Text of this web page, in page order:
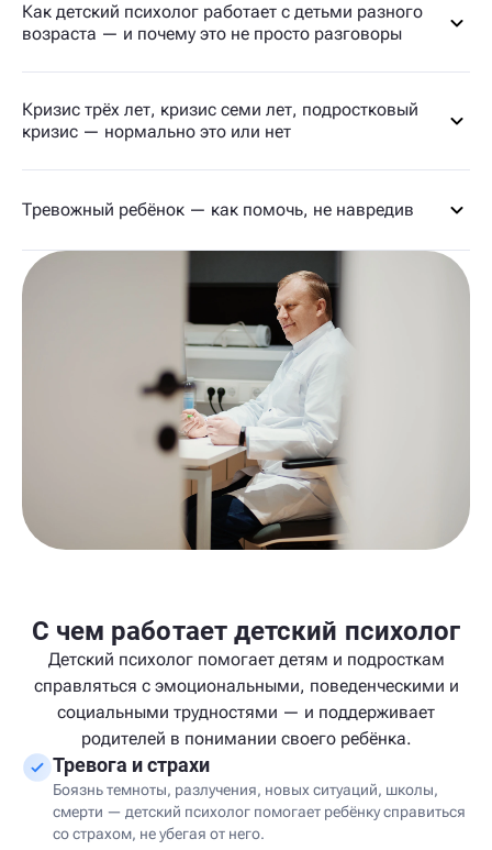
Как детский психолог работает с детьми разного
возраста — и почему это не просто разговоры
Кризис трёх лет, кризис семи лет, подростковый
кризис — нормально это или нет
Тревожный ребёнок — как помочь, не навредив
С чем работает детский психолог
Детский психолог помогает детям и подросткам
справляться с эмоциональными, поведенческими и
социальными трудностями — и поддерживает
родителей в понимании своего ребёнка.
Тревога и страхи
Боязнь темноты, разлучения, новых ситуаций, школы,
смерти — детский психолог помогает ребёнку справиться
со страхом, не убегая от него.